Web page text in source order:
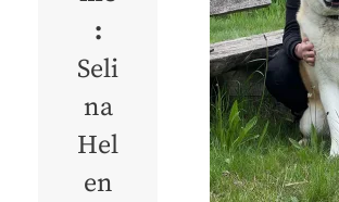
:
Seli
na
Hel
en